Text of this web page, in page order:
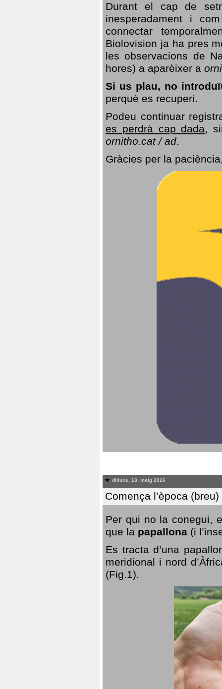
Durant el cap de
inesperadament i
connectar
Biolovision ja ha pres
les observacions de
hores) a aparèixer a
Si us plau, no
perquè es recuperi.
Podeu continuar
es perdrà cap dada,
ornitho.cat / ad.
Gràcies per la
dilluns, 18. maig 2026
Comença l’època
Per qui no la conegui,
que la papallona (i
Es tracta d’una
meridional i nord
(Fig.1).